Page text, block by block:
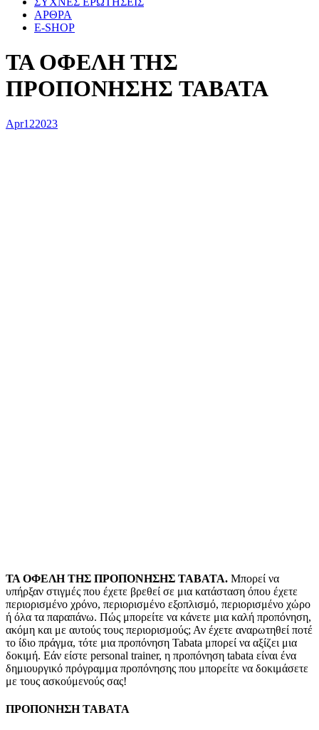
ΑΡΘΡΑ
E-SHOP
ΤΑ ΟΦΕΛΗ ΤΗΣ
ΠΡΟΠΟΝΗΣΗΣ TABATA
Apr122023
ΤΑ ΟΦΕΛΗ ΤΗΣ ΠΡΟΠΟΝΗΣΗΣ TABATA. Μπορεί να
υπήρξαν στιγμές που έχετε βρεθεί σε μια κατάσταση όπου έχετε
περιορισμένο χρόνο, περιορισμένο εξοπλισμό, περιορισμένο χώρο
ή όλα τα παραπάνω. Πώς μπορείτε να κάνετε μια καλή προπόνηση,
ακόμη και με αυτούς τους περιορισμούς; Αν έχετε αναρωτηθεί ποτέ
το ίδιο πράγμα, τότε μια προπόνηση Tabata μπορεί να αξίζει μια
δοκιμή. Εάν είστε personal trainer, η προπόνηση tabata είναι ένα
δημιουργικό πρόγραμμα προπόνησης που μπορείτε να δοκιμάσετε
με τους ασκούμενούς σας!
ΠΡΟΠΟΝΗΣΗ TABATA